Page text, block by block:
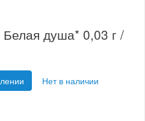
душа* 0,03 г /
Нет в наличии